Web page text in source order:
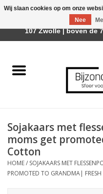
Räder Design Stories
Geurkaarsen
Tafelhaarden
Sojakaars met
moms get
Cotton
HOME/ SOJAKAARS MET
PROMOTED TO GRANDMA|
Wij slaan cookies op om onze
Nee
Afhalen is mogelijk bij Trotz
107 Zwolle | boven de